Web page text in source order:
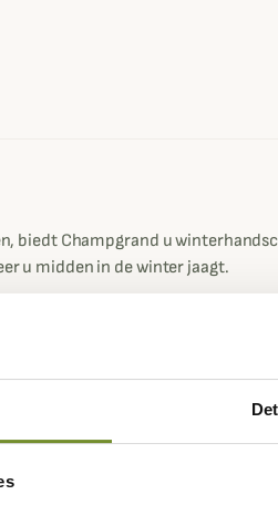
biedt Champgrand u
u midden in de winter jaagt.
van het beroemde DEER-TEX
met de uitzonderlijke
uitstekende thermische isolatie
een versterkte snit met